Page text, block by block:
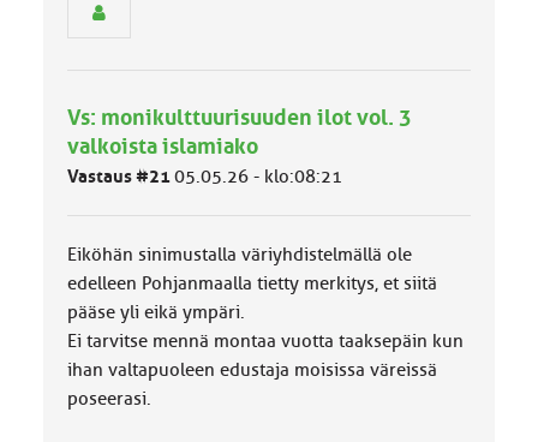
u
o
k
Vs: monikulttuurisuuden ilot vol. 3
valkoista islamiako
Vastaus #2105.05.26 - klo:08:21
Eiköhän sinimustalla väriyhdistelmällä ole
edelleen Pohjanmaalla tietty merkitys, et siitä
pääse yli eikä ympäri.
Ei tarvitse mennä montaa vuotta taaksepäin kun
ihan valtapuoleen edustaja moisissa väreissä
poseerasi.